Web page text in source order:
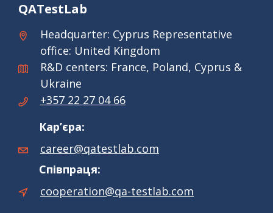
QATestLab
Headquarter: Cyprus Representative
office: United Kingdom
R&D centers: France, Poland, Cyprus &
Ukraine
+357 22 27 04 66
Кар’єра:
career@qatestlab.com
Співпраця:
cooperation@qa-testlab.com